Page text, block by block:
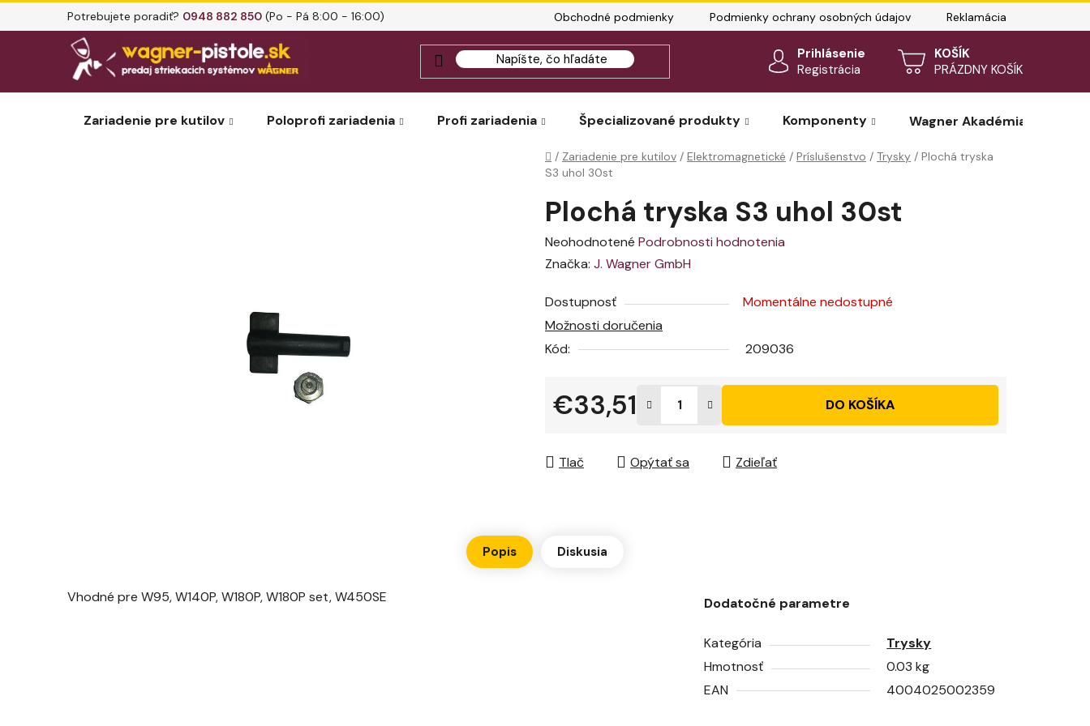
Prejsť
Potrebujete poradiť? 0948 882 850 (Po - Pá 8:00 - 16:00) Obchodné podmienky Podmienky ochrany osobných údajov
Reklamácia
Prihlásenie
Registrácia
NÁKUPNÝPRÁZDNY KOŠÍK
Zariadenie pre kutilov Poloprofi zariadenia Profi zariadenia Špecializované produkty Komponenty Wagner Akadémia –
Domov
/ Zariadenie pre kutilov / Elektromagnetické / Príslušenstvo / Trysky / Plochá tryska
S3 uhol 30st
Plochá tryska S3 uhol 30st
Priemerné
hodnotenie
je
0,0
z
hviezdičiek.
Neohodnotené Podrobnosti hodnotenia
Značka: J. Wagner GmbH
Dostupnosť
Momentálne nedostupné
Možnosti doručenia
Kód:
209036
€33,51 DO KOŠÍKA
Tlač Opýtať sa Zdieľať
Popis Diskusia
Vhodné pre W95, W140P, W180P, W180P set, W450SE Dodatočné parametre
Kategória
Trysky
Hmotnosť
0.03 kg
EAN
4004025002359